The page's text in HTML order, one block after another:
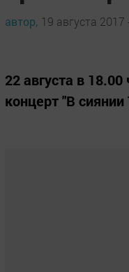
автор, 19 августа 2017
22 августа в
концерт "В сиянии